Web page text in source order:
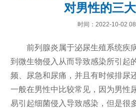
对男性的三
时间：2022-10-02
前列腺炎属于泌尿生殖系统疾
到微生物侵入从而导致感染所引起
频、尿急和尿痛，并且有时候排尿
一般在男性中比较常见，因为男性
易引起细菌侵入导致感染，但是很